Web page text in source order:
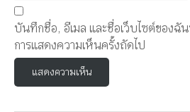
บันทึกชื่อ, อีเมล และชื่อเว็บไซต์ของฉั
การแสดงความเห็นครั้งถัดไป